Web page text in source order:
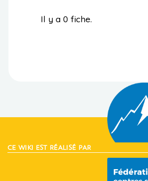
Il y a 0 fiche.
CE WIKI EST RÉALISÉ PAR